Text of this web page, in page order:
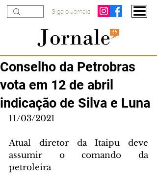
Siga o Jornale
Conselho da Petrobras
vota em 12 de abril
indicação de Silva e Luna
11/03/2021
Atual diretor da Itaipu deve
assumir o comando da
petroleira